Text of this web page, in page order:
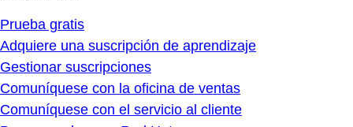
Prueba gratis
Adquiere una suscripción de aprendizaje
Gestionar suscripciones
Comuníquese con la oficina de ventas
Comuníquese con el servicio al cliente